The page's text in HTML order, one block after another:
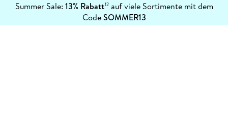
Summer Sale: 13% Rabatt12auf viele Sortimente mit dem
CodeSOMMER13
erfahren